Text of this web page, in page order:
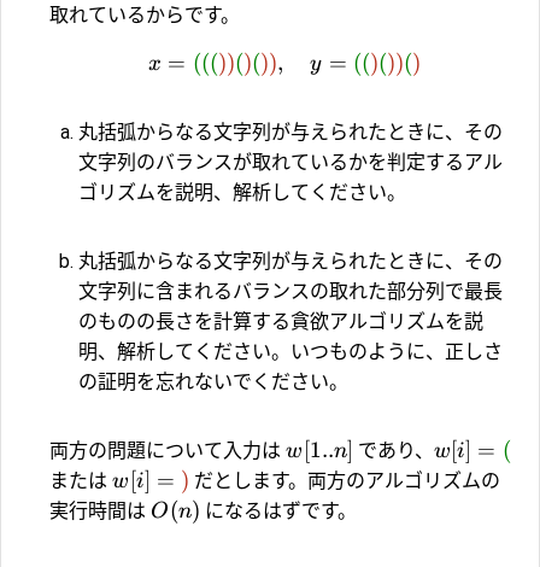
取れているからです。
x = ((())()()), y = (()())()
丸括弧からなる文字列が与えられたときに、その
文字列のバランスが取れているかを判定するアル
ゴリズムを説明、解析してください。
丸括弧からなる文字列が与えられたときに、その
文字列に含まれるバランスの取れた部分列で最長
のものの長さを計算する貪欲アルゴリズムを説
明、解析してください。いつものように、正しさ
の証明を忘れないでください。
両方の問題について入力は w [1..n] であり、 w [i] = (
または w [i] = ) だとします。両方のアルゴリズムの
実行時間は O(n) になるはずです。